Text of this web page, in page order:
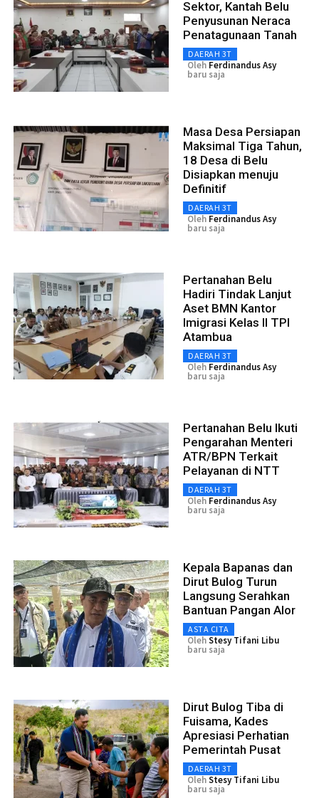
Sektor, Kantah Belu
Penyusunan Neraca
Penatagunaan Tanah
DAERAH 3T
Oleh Ferdinandus Asy
baru saja
Masa Desa Persiapan
Maksimal Tiga Tahun,
18 Desa di Belu
Disiapkan menuju
Definitif
DAERAH 3T
Oleh Ferdinandus Asy
baru saja
Pertanahan Belu
Hadiri Tindak Lanjut
Aset BMN Kantor
Imigrasi Kelas II TPI
Atambua
DAERAH 3T
Oleh Ferdinandus Asy
baru saja
Pertanahan Belu Ikuti
Pengarahan Menteri
ATR/BPN Terkait
Pelayanan di NTT
DAERAH 3T
Oleh Ferdinandus Asy
baru saja
Kepala Bapanas dan
Dirut Bulog Turun
Langsung Serahkan
Bantuan Pangan Alor
ASTA CITA
OlehStesy Tifani Libu
baru saja
Dirut Bulog Tiba di
Fuisama, Kades
Apresiasi Perhatian
Pemerintah Pusat
DAERAH 3T
OlehStesy Tifani Libu
baru saja